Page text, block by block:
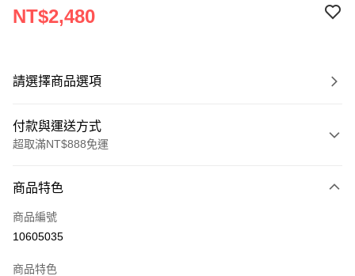
NT$2,480
請選擇商品選項
付款與運送方式
超取滿NT$888免運
信用卡一次付款
超商取貨付款
商品特色
商品編號
10605035
商品特色